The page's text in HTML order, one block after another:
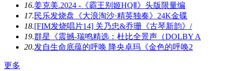
16.姜克美.2024 -《霸王别姬HQⅡ》头版限量编
17.民乐发烧盘《大浪淘沙·精英独奏》24K金碟
18.[FIM发烧唱片14] 关乃忠&乔珊《古琴新韵》/
19.群星《震撼-瑞鸣精选：杜比全景声（DOLBY A
20.发自生命底蕴的呼唤 降央卓玛《金色的呼唤2
更多